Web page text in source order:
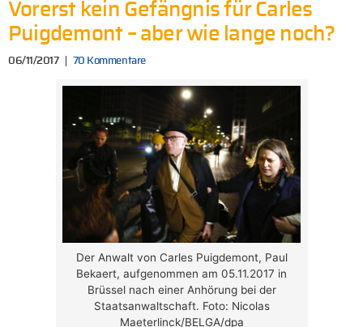
Vorerst kein Gefängnis für Carles
Puigdemont – aber wie lange noch?
06/11/2017 70 Kommentare
Der Anwalt von Carles Puigdemont, Paul
Bekaert, aufgenommen am 05.11.2017 in
Brüssel nach einer Anhörung bei der
Staatsanwaltschaft. Foto: Nicolas
Maeterlinck/BELGA/dpa